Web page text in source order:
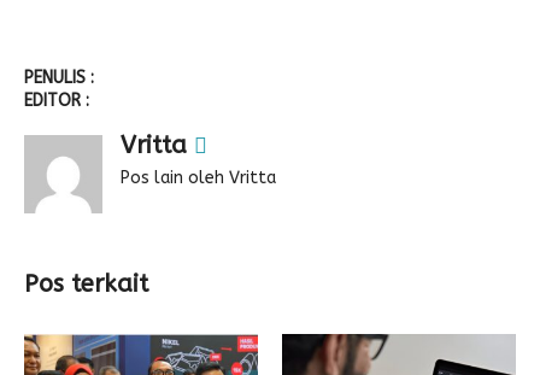
PENULIS :
EDITOR :
Vritta
Pos lain oleh Vritta
Pos terkait